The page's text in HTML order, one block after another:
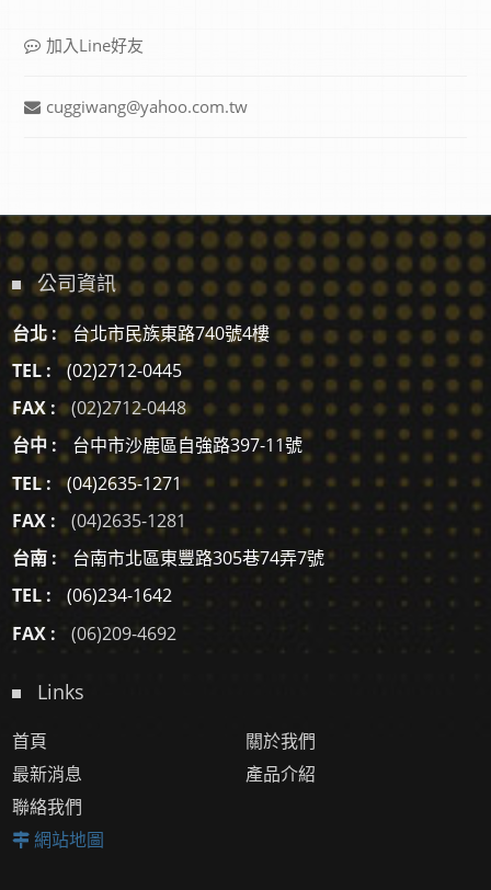
加入Line好友
cuggiwang@yahoo.com.tw
公司資訊
台北 : 台北市民族東路740號4樓
TEL :
(02)2712-0445
FAX : (02)2712-0448
台中 : 台中市沙鹿區自強路397-11號
TEL :
(04)2635-1271
FAX :
(04)2635-1281
台南 :
台南市北區東豐路305巷74弄7號
TEL :
(06)234-1642
FAX :
(06)209-4692
Links
首頁
關於我們
最新消息
產品介紹
聯絡我們
網站地圖